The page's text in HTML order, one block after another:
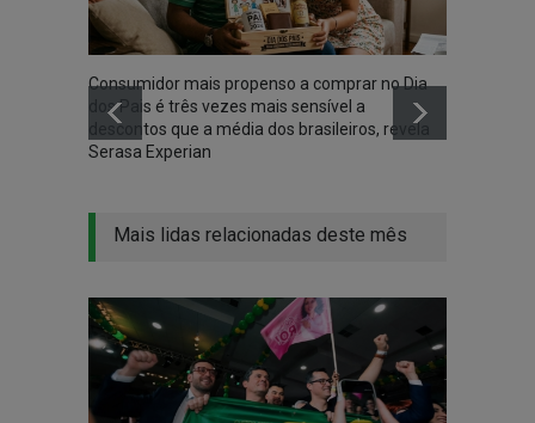
Consumidor mais propenso a comprar no Dia
dos Pais é três vezes mais sensível a
descontos que a média dos brasileiros, revela
Serasa Experian
Mais lidas relacionadas deste mês